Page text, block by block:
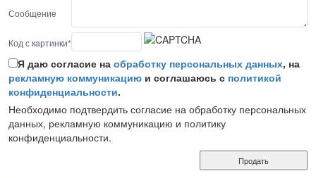
Сообщение
Код с картинки*
Я даю согласие на обработку персональных данных, на
рекламную коммуникацию и соглашаюсь с политикой
конфиденциальности.
Необходимо подтвердить согласие на обработку персональных
данных, рекламную коммуникацию и политику
конфиденциальности.
Продать